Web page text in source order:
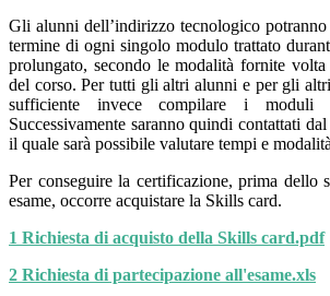
Gli alunni dell’indirizzo tecnologico potranno
termine di ogni singolo modulo trattato
prolungato, secondo le modalità fornite
del corso. Per tutti gli altri alunni e per gli
sufficiente invece compilare i moduli
Successivamente saranno quindi contattati
il quale sarà possibile valutare tempi e
Per conseguire la certificazione, prima dello
esame, occorre acquistare la Skills card.
1 Richiesta di acquisto della Skills card.pdf
2 Richiesta di partecipazione all'esame.xls